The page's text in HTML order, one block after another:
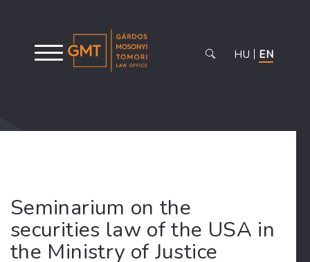
HU EN
Seminarium on the
securities law of the USA in
the Ministry of Justice